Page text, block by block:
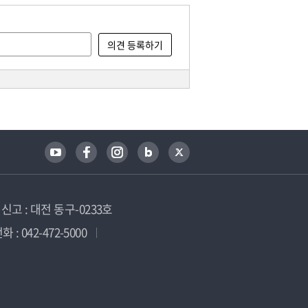
고 : 대전 동구-0233호
: 042-472-5000